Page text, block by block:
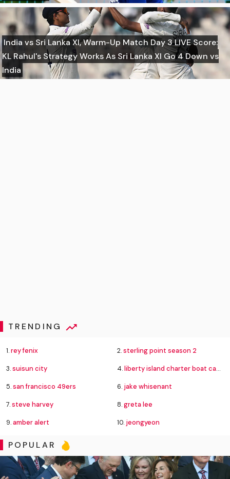
India vs Sri Lanka XI, Warm-Up Match Day 3 LIVE Score:
KL Rahul's Strategy Works As Sri Lanka XI Go 4 Down vs
India
TRENDING
1.rey fenix 2.sterling point season 2
3.suisun city 4.liberty island charter boat capsize
5.san francisco 49ers 6. jake whisenant
7.steve harvey 8.greta lee
9.amber alert 10. jeongyeon
POPULAR